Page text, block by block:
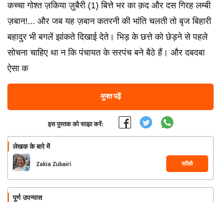
कच्चा गोश्त ज़किया ज़ुबैरी (1) बित्ते भर का क़द और दस गिरह लम्बी
ज़बान!... और जब यह ज़बान कतरनी की भांति चलती तो बृज बिहारी
बहादुर भी बगलें झांकते दिखाई देते। भिड़ के छत्ते को छेड़ने से पहले
सोचना चाहिए था न कि पंचायत के सरपंच बने बैठे हैं। और दबदबा
ऐसा क
मुफ्त पढ़ें
इस पुस्तक को साझा करें:
लेखक के बारे में
Zakia Zubairi फॉलो
पूर्ण उपन्यास